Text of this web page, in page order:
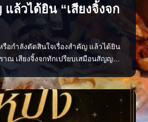
ล้วได้ยิน “เสียงจิ้งจก
อกำลังตัดสินใจเรื่องสำคัญ แล้วได้ยิน
าณ เสียงจิ้งจกทักเปรียบเสมือนสัญญาณ
ติก่อนลงมือทำ บางครั้งอาจเป็นลาง
ะวัง แต่ไม่ว่าจะเชื่อมากน้อยเพียงใด สิ่ง